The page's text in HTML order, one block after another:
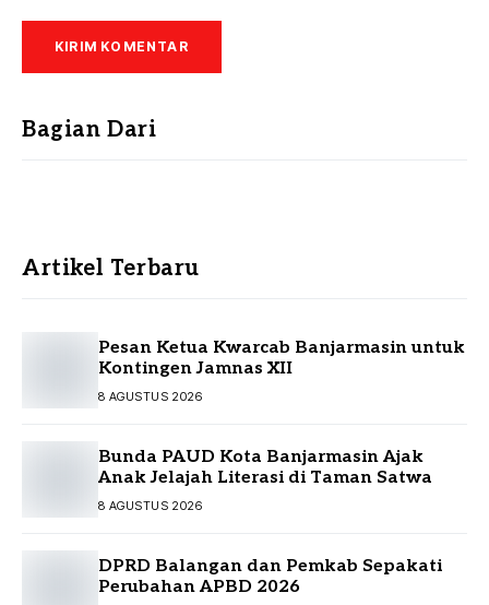
Bagian Dari
Artikel Terbaru
Pesan Ketua Kwarcab Banjarmasin untuk
Kontingen Jamnas XII
8 AGUSTUS 2026
Bunda PAUD Kota Banjarmasin Ajak
Anak Jelajah Literasi di Taman Satwa
8 AGUSTUS 2026
DPRD Balangan dan Pemkab Sepakati
Perubahan APBD 2026